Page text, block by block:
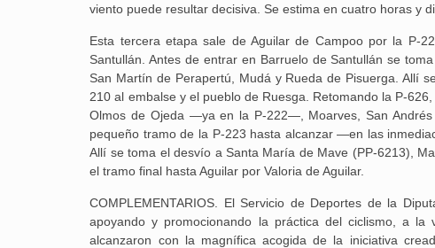
viento puede resultar decisiva. Se estima en cuatro horas y
Esta tercera etapa sale de Aguilar de Campoo por la P-
Santullán. Antes de entrar en Barruelo de Santullán se
San Martín de Perapertú, Mudá y Rueda de Pisuerga. Allí
210 al embalse y el pueblo de Ruesga. Retomando la P-
Olmos de Ojeda —ya en la P-222—, Moarves, San
pequeño tramo de la P-223 hasta alcanzar —en las
Allí se toma el desvío a Santa María de Mave (PP-6213),
el tramo final hasta Aguilar por Valoria de Aguilar.
COMPLEMENTARIOS. El Servicio de Deportes de la
apoyando y promocionando la práctica del ciclismo, a
alcanzaron con la magnífica acogida de la iniciativa